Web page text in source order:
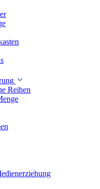
Reihen